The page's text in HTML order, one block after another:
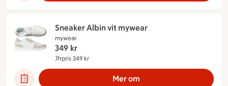
Sneaker Albin vit mywear
mywear.
349 kr
Jfrpris 349 kr
Mer om